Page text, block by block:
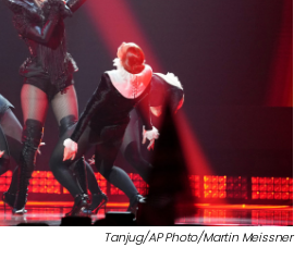
Tanjug/AP Photo/Martin Meissner